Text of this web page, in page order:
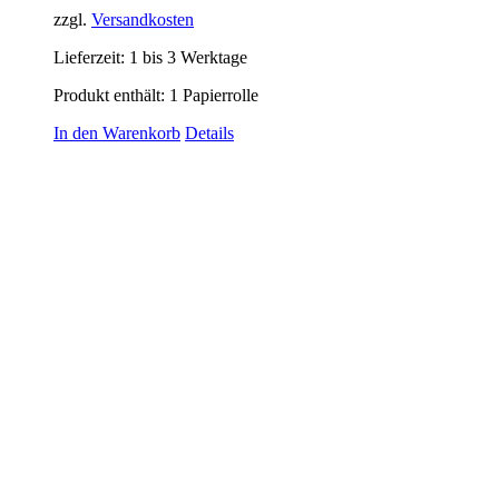
zzgl. Versandkosten
Lieferzeit: 1 bis 3 Werktage
Produkt enthält: 1 Papierrolle
In den Warenkorb Details